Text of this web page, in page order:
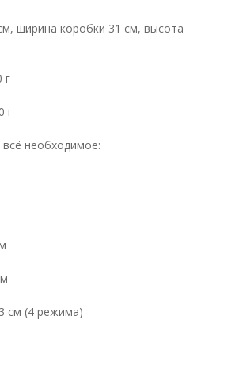
ширина коробки 31 см, высота
г
г
необходимое:
см (4 режима)